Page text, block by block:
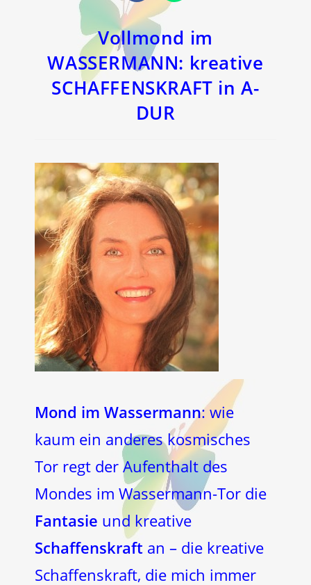
einem
neuen
Fenster Fenster
Vollmond im
WASSERMANN: kreative
SCHAFFENSKRAFT in A-
DUR
Mond im Wassermann: wie
kaum ein anderes kosmisches
Tor regt der Aufenthalt des
Mondes im Wassermann-Tor die
Fantasie und kreative
Schaffenskraft an – die kreative
Schaffenskraft, die mich immer